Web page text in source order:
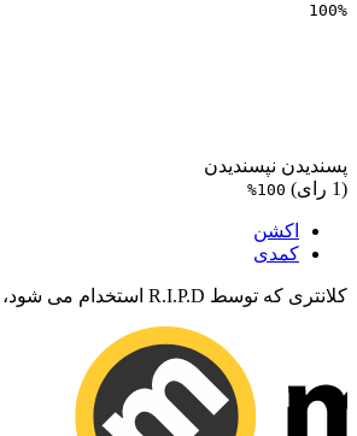
100%
پسندیدن نپسندیدن
(1 رای)
100%
اکشن
کمدی
کلانتری که توسط R.I.P.D استخدام می شود، به زمین بازمی گردد تا بشریت را از دروازه ای به جهنم نجات دهد.